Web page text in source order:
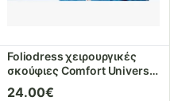
Foliodress χειρουργικές
σκούφιες Comfort Universal
λευκή 100 τεμ.
24.00€